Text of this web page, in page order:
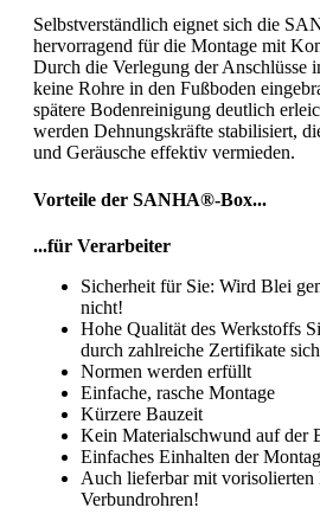
Selbstverständlich eignet sich die
hervorragend für die Montage mit
Durch die Verlegung der Anschlüsse
keine Rohre in den Fußboden
spätere Bodenreinigung deutlich
werden Dehnungskräfte stabilisiert,
und Geräusche effektiv vermieden.
Vorteile der SANHA®-Box...
...für Verarbeiter
Sicherheit für Sie: Wird Blei
nicht!
Hohe Qualität des Werkstoffs
durch zahlreiche Zertifikate
Normen werden erfüllt
Einfache, rasche Montage
Kürzere Bauzeit
Kein Materialschwund auf der
Einfaches Einhalten der
Auch lieferbar mit vorisolierten
Verbundrohren!